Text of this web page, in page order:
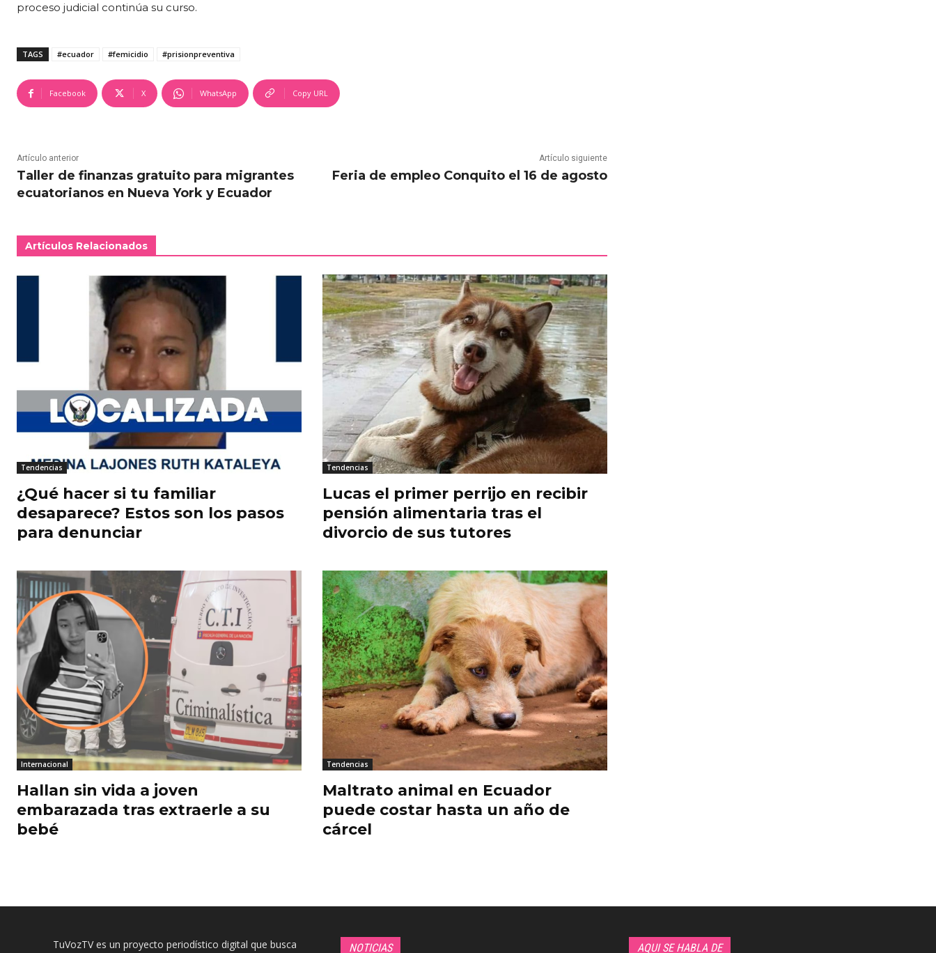
proceso judicial continúa su curso.
TAGS #ecuador #femicidio #prisionpreventiva
Facebook X WhatsApp Copy URL
Artículo anterior
Taller de finanzas gratuito para migrantes
ecuatorianos en Nueva York y Ecuador
Artículo siguiente
Feria de empleo Conquito el 16 de agosto
Artículos Relacionados
Tendencias
¿Qué hacer si tu familiar
desaparece? Estos son los pasos
para denunciar
Tendencias
Lucas el primer perrijo en recibir
pensión alimentaria tras el
divorcio de sus tutores
Internacional
Hallan sin vida a joven
embarazada tras extraerle a su
bebé
Tendencias
Maltrato animal en Ecuador
puede costar hasta un año de
cárcel
TuVozTV es un proyecto periodístico digital que busca
NOTICIAS AQUI SE HABLA DE